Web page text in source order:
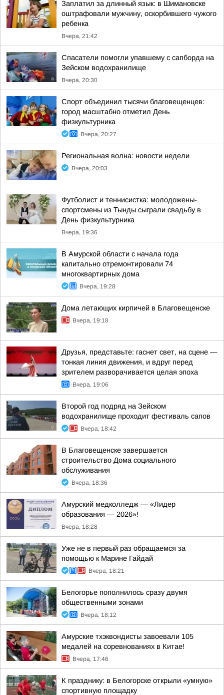
Заплатил за длинный язык: в Шимановске
оштрафовали мужчину, оскорбившего чужого
ребенка
Вчера, 21:42
Спасатели помогли упавшему с сапборда на
Зейском водохранилище
Вчера, 20:30
Спорт объединил тысячи благовещенцев:
город масштабно отметил День
физкультурника
Вчера, 20:27
Региональная волна: новости недели
Вчера, 20:03
Футболист и теннисистка: молодожены-
спортсмены из Тынды сыграли свадьбу в
День физкультурника
Вчера, 19:36
В Амурской области с начала года
капитально отремонтировали 74
многоквартирных дома
Вчера, 19:28
Дома летающих кирпичей в Благовещенске
Вчера, 19:18
Друзья, представьте: гаснет свет, на сцене —
тонкая линия движения, и вдруг перед
зрителем разворачивается целая эпоха
Вчера, 19:06
Второй год подряд на Зейском
водохранилище проходит фестиваль сапов
Вчера, 18:42
В Благовещенске завершается
строительство Дома социального
обслуживания
Вчера, 18:36
Амурский медколледж — «Лидер
образования — 2026»!
Вчера, 18:28
Уже не в первый раз обращаемся за
помощью к Марине Гайдай
Вчера, 18:21
Белогорье пополнилось сразу двумя
общественными зонами
Вчера, 18:12
Амурские тхэквондисты завоевали 105
медалей на соревнованиях в Китае!
Вчера, 17:46
К празднику: в Белогорске открыли «умную»
спортивную площадку